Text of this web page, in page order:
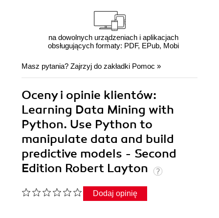
na dowolnych urządzeniach i aplikacjach
obsługujących formaty: PDF, EPub, Mobi
Masz pytania? Zajrzyj do zakładki Pomoc »
Oceny i opinie klientów:
Learning Data Mining with
Python. Use Python to
manipulate data and build
predictive models - Second
Edition Robert Layton
Dodaj opinię